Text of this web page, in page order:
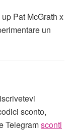
Pat McGrath x
un
sconto,
Telegramsconti